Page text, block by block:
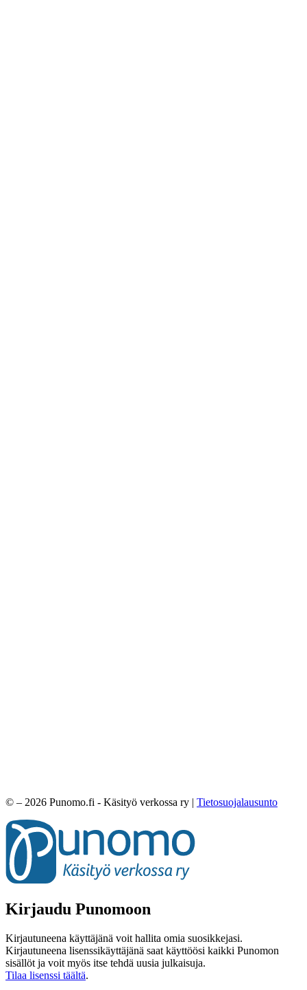
© – 2026 Punomo.fi - Käsityö verkossa ry | Tietosuojalausunto
Kirjaudu Punomoon
Kirjautuneena käyttäjänä voit hallita omia suosikkejasi.
Kirjautuneena lisenssikäyttäjänä saat käyttöösi kaikki Punomon
sisällöt ja voit myös itse tehdä uusia julkaisuja.
Tilaa lisenssi täältä.